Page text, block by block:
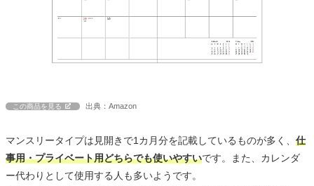
この商品を見る 出典：Amazon
マンスリータイプは見開きで1カ月分を記載しているものが多く、 仕
事用・プライベート用どちらでも使いやすいです。また、カレンダ
ー代わりとして使用する人も多いようです。